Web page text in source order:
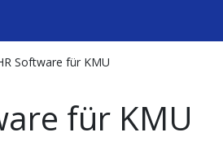
Software für KMU
für KMU